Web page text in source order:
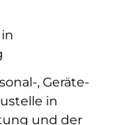
, Geräte-
in
und der